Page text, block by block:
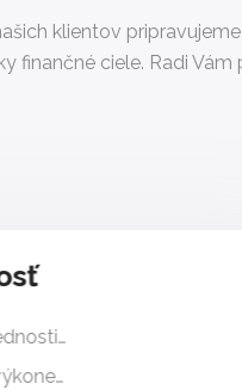
klientov
finančné ciele. Radi